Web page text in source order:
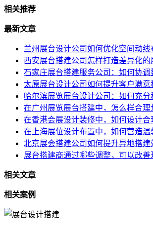
相关推荐
最新文章
兰州展台设计公司如何优化空间动线
西安展台搭建公司怎样打造差异化的
石家庄展台搭建服务公司：如何协调
太原展台设计公司如何提升客户满意
哈尔滨展览展台设计公司：如何充分
在广州展览展台搭建中，怎么样合理
在香港会展设计装修中，如何设计合
在上海展位设计布置中，如何营造温
北京展会搭建公司如何提升异地搭建
展台搭建商通过哪些调整，可以改善
相关文章
相关案例